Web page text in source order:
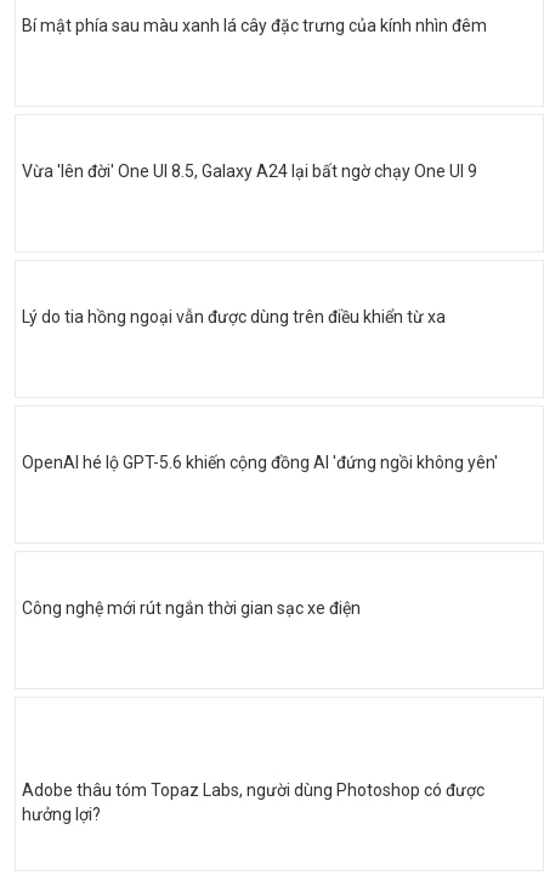
Bí mật phía sau màu xanh lá cây đặc trưng của kính nhìn đêm
Vừa 'lên đời' One UI 8.5, Galaxy A24 lại bất ngờ chạy One UI 9
Lý do tia hồng ngoại vẫn được dùng trên điều khiển từ xa
OpenAI hé lộ GPT-5.6 khiến cộng đồng AI 'đứng ngồi không yên'
Công nghệ mới rút ngắn thời gian sạc xe điện
Adobe thâu tóm Topaz Labs, người dùng Photoshop có được
hưởng lợi?